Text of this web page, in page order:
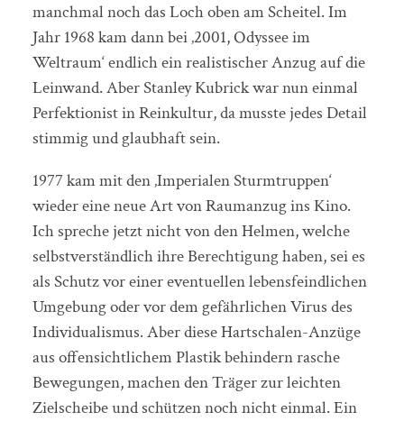
manchmal noch das Loch oben am Scheitel. Im
Jahr 1968 kam dann bei ‚2001, Odyssee im
Weltraum‘ endlich ein realistischer Anzug auf die
Leinwand. Aber Stanley Kubrick war nun einmal
Perfektionist in Reinkultur, da musste jedes Detail
stimmig und glaubhaft sein.
1977 kam mit den ‚Imperialen Sturmtruppen‘
wieder eine neue Art von Raumanzug ins Kino.
Ich spreche jetzt nicht von den Helmen, welche
selbstverständlich ihre Berechtigung haben, sei es
als Schutz vor einer eventuellen lebensfeindlichen
Umgebung oder vor dem gefährlichen Virus des
Individualismus. Aber diese Hartschalen-Anzüge
aus offensichtlichem Plastik behindern rasche
Bewegungen, machen den Träger zur leichten
Zielscheibe und schützen noch nicht einmal. Ein